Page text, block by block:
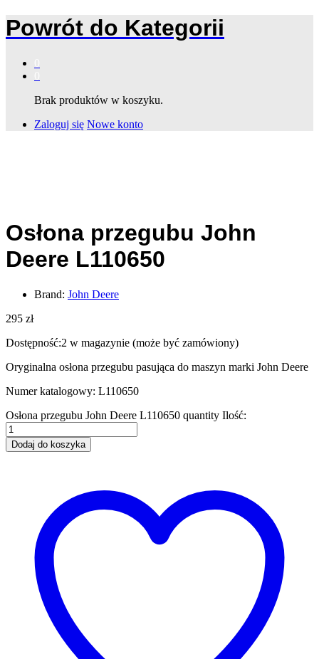
Powrót do Kategorii
Brak produktów w koszyku.
Zaloguj się Nowe konto
Osłona przegubu John
Deere L110650
Brand: John Deere
295 zł
Dostępność:2 w magazynie (może być zamówiony)
Oryginalna osłona przegubu pasująca do maszyn marki John Deere
Numer katalogowy: L110650
Osłona przegubu John Deere L110650 quantity Ilość:
Dodaj do koszyka